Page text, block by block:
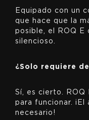
Equipado con un
que hace que la
posible, el ROQ E
silencioso.
¿Solo requiere
Sí, es cierto. ROQ
para funcionar.
necesario!